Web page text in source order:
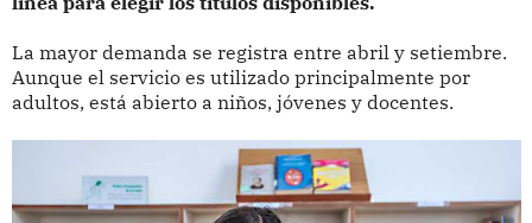
La mayor demanda se registra entre abril y setiembre.
Aunque el servicio es utilizado principalmente por
adultos, está abierto a niños, jóvenes y docentes.